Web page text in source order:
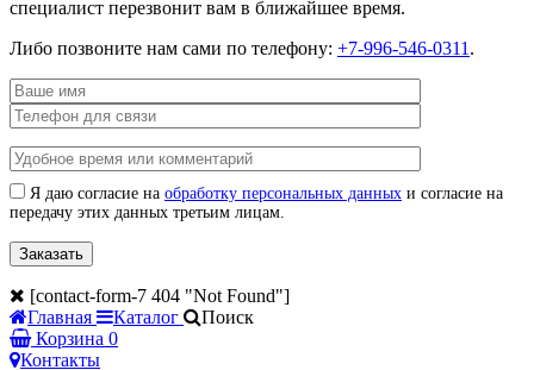
специалист перезвонит вам в ближайшее время.
Либо позвоните нам сами по телефону: +7-996-546-0311 .
Я даю согласие на обработку персональных данных и согласие на
передачу этих данных третьим лицам.
[contact-form-7 404 "Not Found"]
Главная
Каталог
Поиск
Корзина 0
Контакты